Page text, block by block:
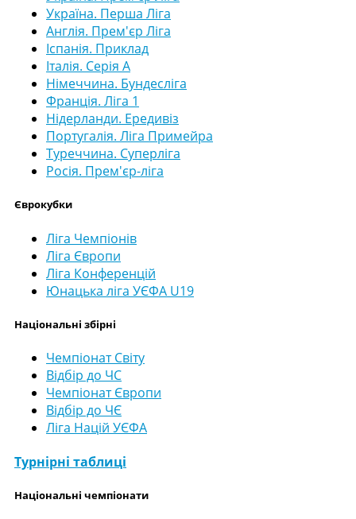
Україна. Перша Ліга
Англія. Прем'єр Ліга
Іспанія. Приклад
Італія. Серія А
Німеччина. Бундесліга
Франція. Ліга 1
Нідерланди. Ередивіз
Португалія. Ліга Примейра
Туреччина. Суперліга
Росія. Прем'єр-ліга
Єврокубки
Ліга Чемпіонів
Ліга Європи
Ліга Конференцій
Юнацька ліга УЄФА U19
Національні збірні
Чемпіонат Світу
Відбір до ЧС
Чемпіонат Європи
Відбір до ЧЄ
Ліга Націй УЄФА
Турнірні таблиці
Національні чемпіонати